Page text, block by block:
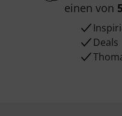
einen von
Deals